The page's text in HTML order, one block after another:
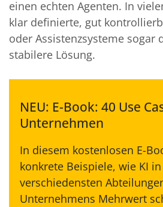
einen echten Agenten. In
klar definierte, gut
oder Assistenzsysteme sogar
stabilere Lösung.
NEU: E-Book: 40 Use
Unternehmen
In diesem kostenlosen E-
konkrete Beispiele, wie KI
verschiedensten
Unternehmens Mehrwert